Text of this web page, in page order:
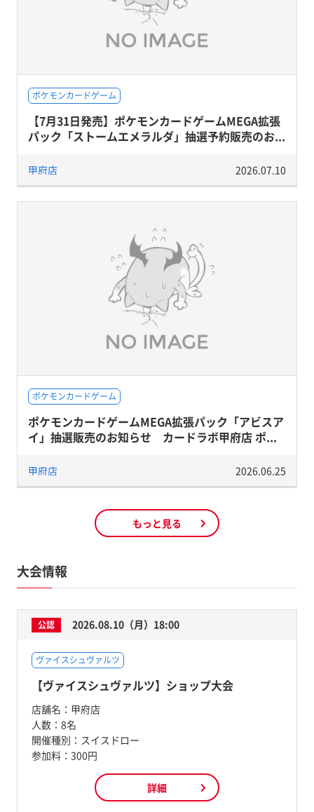
ポケモンカードゲーム
【7月31日発売】ポケモンカードゲームMEGA拡張
パック「ストームエメラルダ」抽選予約販売のお...
甲府店 2026.07.10
ポケモンカードゲーム
ポケモンカードゲームMEGA拡張パック「アビスア
イ」抽選販売のお知らせ カードラボ甲府店 ポ...
甲府店 2026.06.25
もっと見る
大会情報
公認 2026.08.10（月）18:00
ヴァイスシュヴァルツ
【ヴァイスシュヴァルツ】ショップ大会
店舗名： 甲府店
人数： 8名
開催種別： スイスドロー
参加料： 300円
詳細